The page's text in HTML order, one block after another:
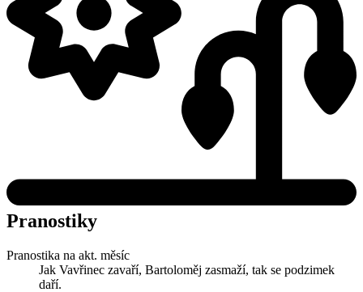
Pranostiky
Pranostika na akt. měsíc
Jak Vavřinec zavaří, Bartoloměj zasmaží, tak se podzimek
daří.